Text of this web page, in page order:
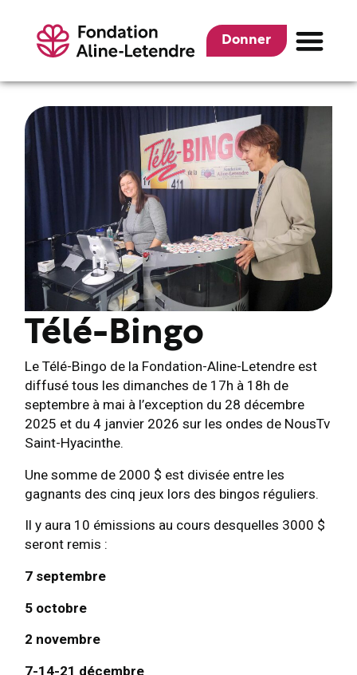
Donner
Télé-Bingo
Le Télé-Bingo de la Fondation-Aline-Letendre est
diffusé tous les dimanches de 17h à 18h de
septembre à mai à l’exception du 28 décembre
2025 et du 4 janvier 2026 sur les ondes de NousTv
Saint-Hyacinthe.
Une somme de 2000 $ est divisée entre les
gagnants des cinq jeux lors des bingos réguliers.
Il y aura 10 émissions au cours desquelles 3000 $
seront remis :
7 septembre
5 octobre
2 novembre
7-14-21 décembre